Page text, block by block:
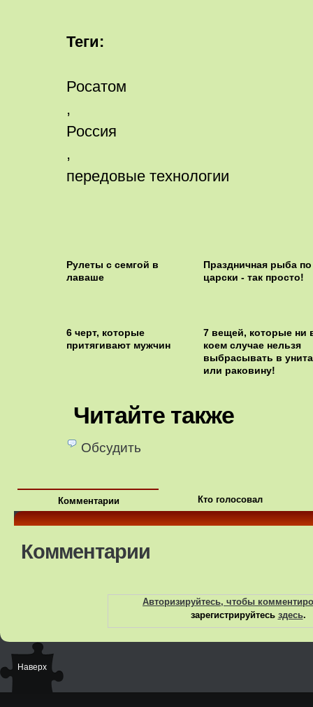
Теги:
Росатом
,
Россия
,
передовые технологии
Рулеты с семгой в
лаваше
Праздничная рыба по
царски - так просто!
6 черт, которые
притягивают мужчин
7 вещей, которые ни
коем случае нельзя
выбрасывать в
или раковину!
Читайте также
Обсудить
Комментарии Кто голосовал
Комментарии
Авторизируйтесь, чтобы
зарегистрируйтесь здесь.
Наверх